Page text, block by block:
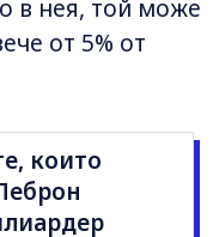
в нея, той може
от 5% от
които